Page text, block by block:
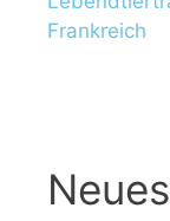
Frankreich